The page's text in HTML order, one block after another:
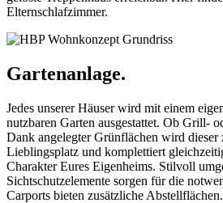
Elternschlafzimmer.
Gartenanlage.
Jedes unserer Häuser wird mit einem
nutzbaren Garten ausgestattet. Ob Grill-
Dank angelegter Grünflächen wird dieser
Lieblingsplatz und komplettiert
Charakter Eures Eigenheims. Stilvoll
Sichtschutzelemente sorgen für die
Carports bieten zusätzliche Abstellflächen.